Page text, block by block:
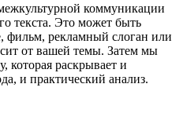
коммуникации
текста. Это может быть
фильм, рекламный слоган или
от вашей темы. Затем мы
которая раскрывает и
и практический анализ.